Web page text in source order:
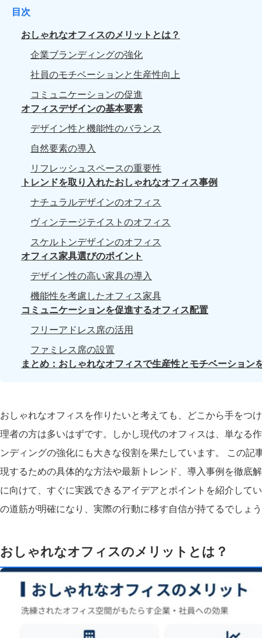
目次
おしゃれなオフィスのメリットとは？
企業ブランディングの強化
社員のモチベーションと生産性向上
コミュニケーションの促進
オフィスデザインの基本要素
デザイン性と機能性のバランス
自然要素の導入
リフレッシュスペースの重要性
トレンドを取り入れたおしゃれなオフィス事例
ナチュラルデザインのオフィス
ヴィンテージテイストのオフィス
スケルトンデザインのオフィス
オフィス家具選びのポイント
デザイン性の高い家具の導入
機能性を考慮したオフィス家具
コミュニケーションを促進するオフィス配置
フリーアドレス席の活用
ファミレス席の設置
まとめ：おしゃれなオフィスで生産性とモチベーション
おしゃれなオフィスを作りたいと考えても、どこから手をつ
理者の方は多いはずです。しかし現代のオフィスは、単なる
ンディングの強化にも大きな役割を果たしています。 この
現するための具体的な方法や最新トレンド、導入事例を徹底
に向けて、すぐに実践できるアイデアとポイントを紹介して
の道筋が明確になり、実際の行動に移す自信が持てるでしょ
おしゃれなオフィスのメリットとは？